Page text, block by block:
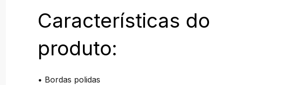
Características do
produto:
• Bordas polidas